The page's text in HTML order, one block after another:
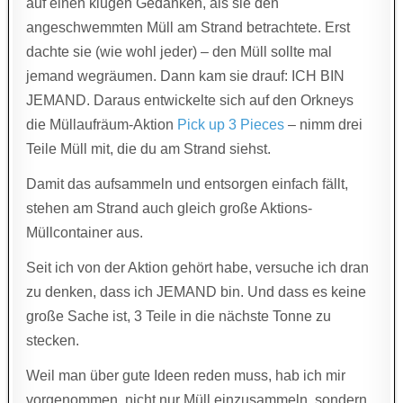
angeschwemmten Müll am Strand betrachtete. Erst
dachte sie (wie wohl jeder) – den Müll sollte mal
jemand wegräumen. Dann kam sie drauf: ICH BIN
JEMAND. Daraus entwickelte sich auf den Orkneys
die Müllaufräum-Aktion Pick up 3 Pieces – nimm drei
Teile Müll mit, die du am Strand siehst.
Damit das aufsammeln und entsorgen einfach fällt,
stehen am Strand auch gleich große Aktions-
Müllcontainer aus.
Seit ich von der Aktion gehört habe, versuche ich dran
zu denken, dass ich JEMAND bin. Und dass es keine
große Sache ist, 3 Teile in die nächste Tonne zu
stecken.
Weil man über gute Ideen reden muss, hab ich mir
vorgenommen, nicht nur Müll einzusammeln, sondern